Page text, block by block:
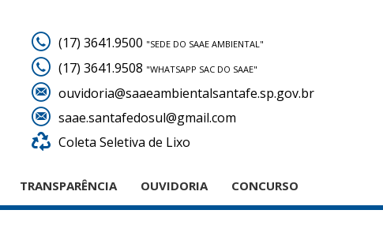
(17) 3641.9500 "SEDE DO SAAE AMBIENTAL"
(17) 3641.9508 "WHATSAPP SAC DO SAAE"
ouvidoria@saaeambientalsantafe.sp.gov.br
saae.santafedosul@gmail.com
Coleta Seletiva de Lixo
TRANSPARÊNCIA OUVIDORIA CONCURSO